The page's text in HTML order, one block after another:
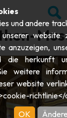
und andere
website
anzuzeigen,
die herkunft
weitere
website
richtlinie</
OK